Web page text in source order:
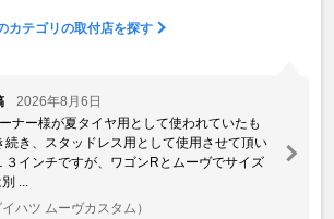
カテゴリの取付店を探す
2026年8月6日
ナー様が夏タイヤ用として使われていたも
続き、スタッドレス用として使用させて頂い
３インチですが、ワゴンRとムーヴでサイズ
...
イハツ ムーヴカスタム）